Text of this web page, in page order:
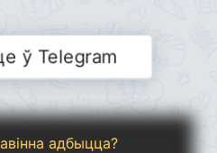
ў Telegram
адбыцца?